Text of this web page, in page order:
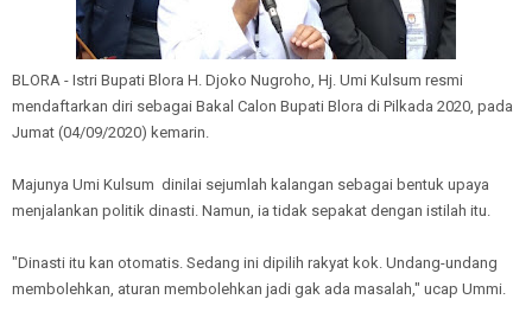
BLORA - Istri Bupati Blora H. Djoko Nugroho, Hj. Umi Kulsum resmi
mendaftarkan diri sebagai Bakal Calon Bupati Blora di Pilkada 2020, pada
Jumat (04/09/2020) kemarin.
Majunya Umi Kulsum dinilai sejumlah kalangan sebagai bentuk upaya
menjalankan politik dinasti. Namun, ia tidak sepakat dengan istilah itu.
"Dinasti itu kan otomatis. Sedang ini dipilih rakyat kok. Undang-undang
membolehkan, aturan membolehkan jadi gak ada masalah," ucap Ummi.